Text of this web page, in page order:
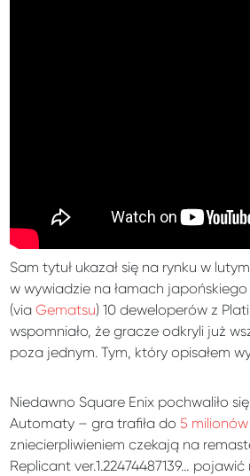
Sam tytuł ukazał się na rynku w
w wywiadzie na łamach
(viaGematsu) 10 deweloperów z
wspomniało, że gracze odkryli już
poza jednym. Tym, który opisałem
Niedawno Square Enix pochwaliło
Automaty – gra trafiła do 5
zniecierpliwieniem czekają na
Replicant ver.1.22474487139…